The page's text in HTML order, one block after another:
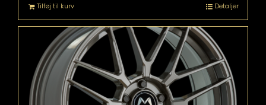
Tilføj til kurv Detaljer